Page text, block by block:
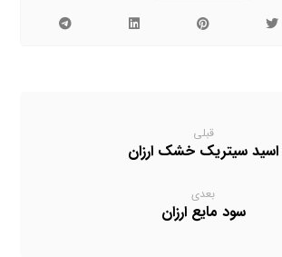
قبلی
اسید سیتریک خشک ارزان
بعدی
سود مایع ارزان